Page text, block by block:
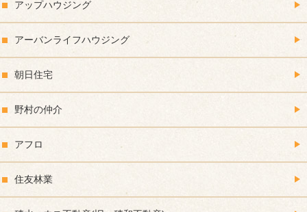
アップハウジング
アーバンライフハウジング
朝日住宅
野村の仲介
アフロ
住友林業